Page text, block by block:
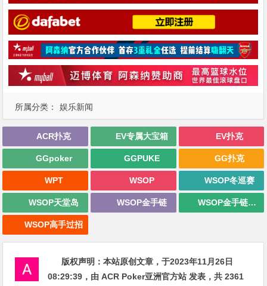
所属分类： 娱乐新闻
ACR扑克 EV专属大宝箱 EV扑克
GGpoker GGPUKE GG扑克
WPT WSOP WSOP冬巡赛
WSOP天堂岛 WSOP金手链 WSOP金手链战报
WSOP高手过招
版权声明：本站原创文章，于2023年11月26日
08:29:39 ，由ACR Poker亚洲官方站 发表，共 2361